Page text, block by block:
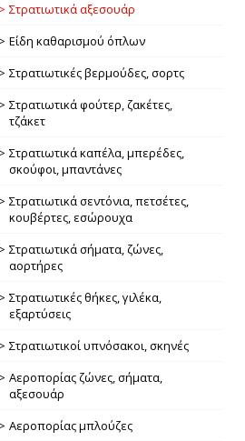
Στρατιωτικά αξεσουάρ
Είδη καθαρισμού όπλων
Στρατιωτικές βερμούδες, σορτς
Στρατιωτικά φούτερ, ζακέτες,
τζάκετ
Στρατιωτικά καπέλα, μπερέδες,
σκούφοι, μπαντάνες
Στρατιωτικά σεντόνια, πετσέτες,
κουβέρτες, εσώρουχα
Στρατιωτικά σήματα, ζώνες,
αορτήρες
Στρατιωτικές θήκες, γιλέκα,
εξαρτύσεις
Στρατιωτικοί υπνόσακοι, σκηνές
Αεροπορίας ζώνες, σήματα,
αξεσουάρ
Αεροπορίας μπλούζες